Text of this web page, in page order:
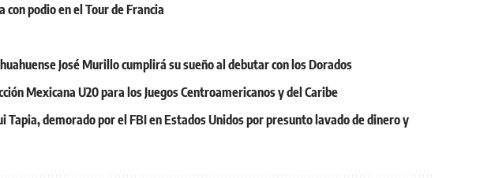
con podio en el Tour de Francia
José Murillo cumplirá su sueño al debutar con los Dorados
Mexicana U20 para los Juegos Centroamericanos y del Caribe
Tapia, demorado por el FBI en Estados Unidos por presunto lavado de dinero y